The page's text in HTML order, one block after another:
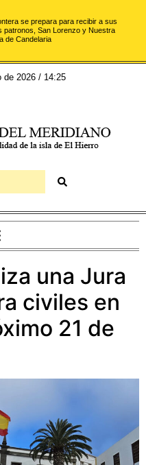
se prepara para recibir a sus
patronos, San Lorenzo y Nuestra
de Candelaria
de 2026 / 14:25
una Jura
civiles en
21 de